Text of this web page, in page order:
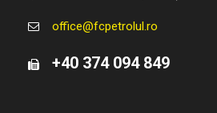
office@fcpetrolul.ro
+40 374 094 849